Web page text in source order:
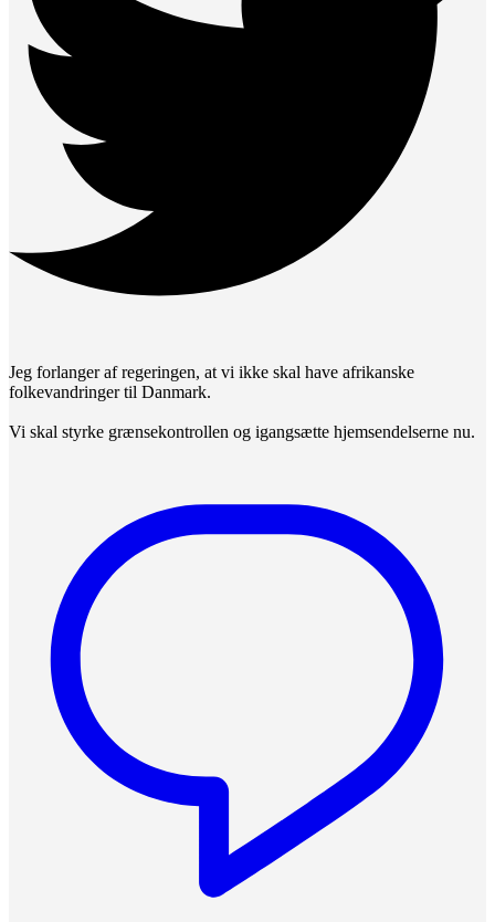
Jeg forlanger af regeringen, at vi ikke skal have afrikanske
folkevandringer til Danmark.
Vi skal styrke grænsekontrollen og igangsætte hjemsendelserne nu.